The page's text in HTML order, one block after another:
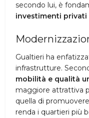
secondo lui, è
investimenti privati
Gualtieri ha
infrastrutture.
mobilità e qualità
maggiore attrattiva
quella di
renda i quartieri più